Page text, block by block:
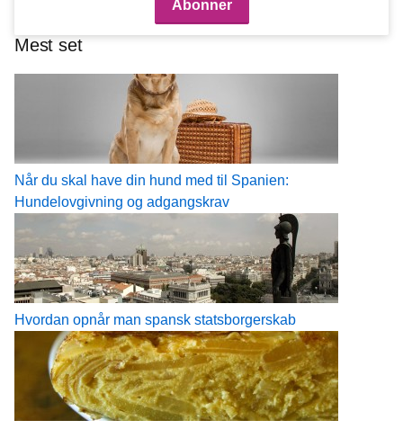
Mest set
Når du skal have din hund med til Spanien:
Hundelovgivning og adgangskrav
Hvordan opnår man spansk statsborgerskab